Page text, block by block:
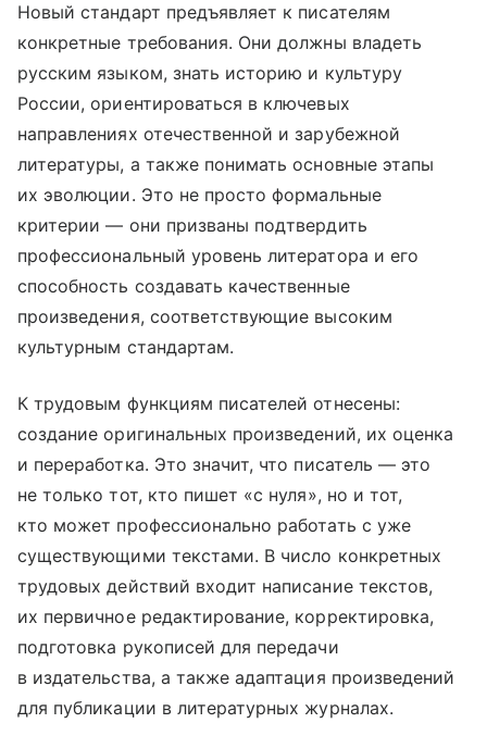
Новый стандарт предъявляет к писателям
конкретные требования. Они должны владеть
русским языком, знать историю и культуру
России, ориентироваться в ключевых
направлениях отечественной и зарубежной
литературы, а также понимать основные этапы
их эволюции. Это не просто формальные
критерии — они призваны подтвердить
профессиональный уровень литератора и его
способность создавать качественные
произведения, соответствующие высоким
культурным стандартам.
К трудовым функциям писателей отнесены:
создание оригинальных произведений, их оценка
и переработка. Это значит, что писатель — это
не только тот, кто пишет «с нуля», но и тот,
кто может профессионально работать с уже
существующими текстами. В число конкретных
трудовых действий входит написание текстов,
их первичное редактирование, корректировка,
подготовка рукописей для передачи
в издательства, а также адаптация произведений
для публикации в литературных журналах.